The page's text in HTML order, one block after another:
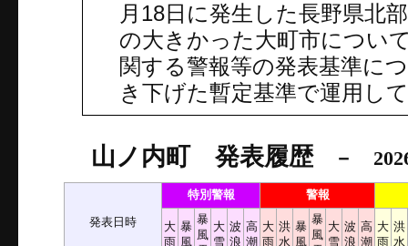
月18日に発生した長野県北
の大きかった大町市につい
関する警報等の発表基準に
き下げた暫定基準で運用し
山ノ内町 発表履歴－ 2026
発表日時
特別警報 警報
大
雨
暴
風
暴
風
大
雪
波
浪
高
潮
大
雨
洪
水
暴
風
暴
風
大
雪
波
浪
高
潮
大
雨
洪
水